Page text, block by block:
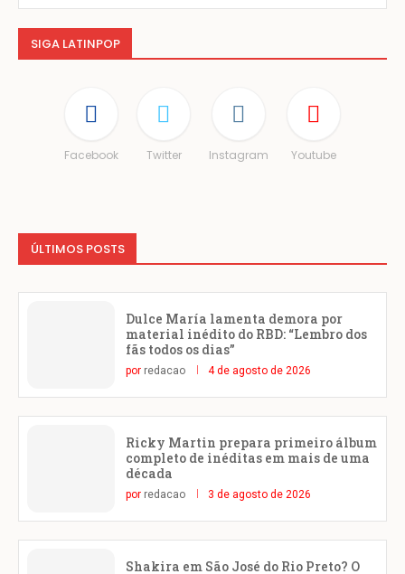
SIGA LATINPOP
Facebook Twitter Instagram Youtube
ÚLTIMOS POSTS
Dulce María lamenta demora por
material inédito do RBD: “Lembro dos
fãs todos os dias”
por redacao 4 de agosto de 2026
Ricky Martin prepara primeiro álbum
completo de inéditas em mais de uma
década
por redacao 3 de agosto de 2026
Shakira em São José do Rio Preto? O